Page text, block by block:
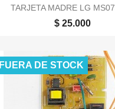
TARJETA MADRE LG
$ 25.000
FUERA DE STOCK